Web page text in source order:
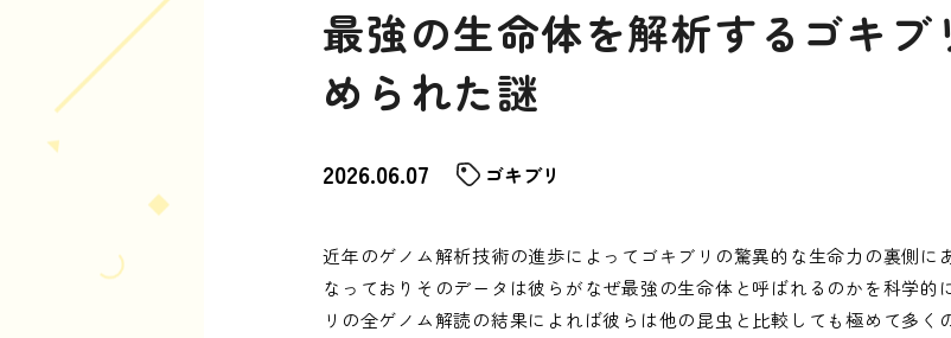
最強の生命体を解析するゴキブ
められた謎
2026.06.07 ゴキブリ
近年のゲノム解析技術の進歩によってゴキブリの驚異的な生命力の裏側に
なっておりそのデータは彼らがなぜ最強の生命体と呼ばれるのかを科学的
リの全ゲノム解読の結果によれば彼らは他の昆虫と比較しても極めて多く